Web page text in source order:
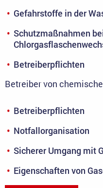
Gefahrstoffe in der
Schutzmaßnahmen
Betreiberpflichten
Betreiber von
Betreiberpflichten
Notfallorganisation
Sicherer Umgang mit
Eigenschaften von